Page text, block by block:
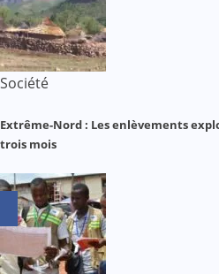
Société
Extrême-Nord : Les enlèvements
trois mois